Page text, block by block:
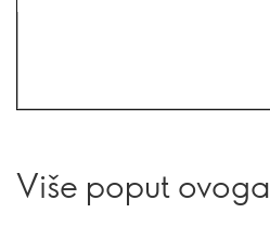
Više poput ovoga